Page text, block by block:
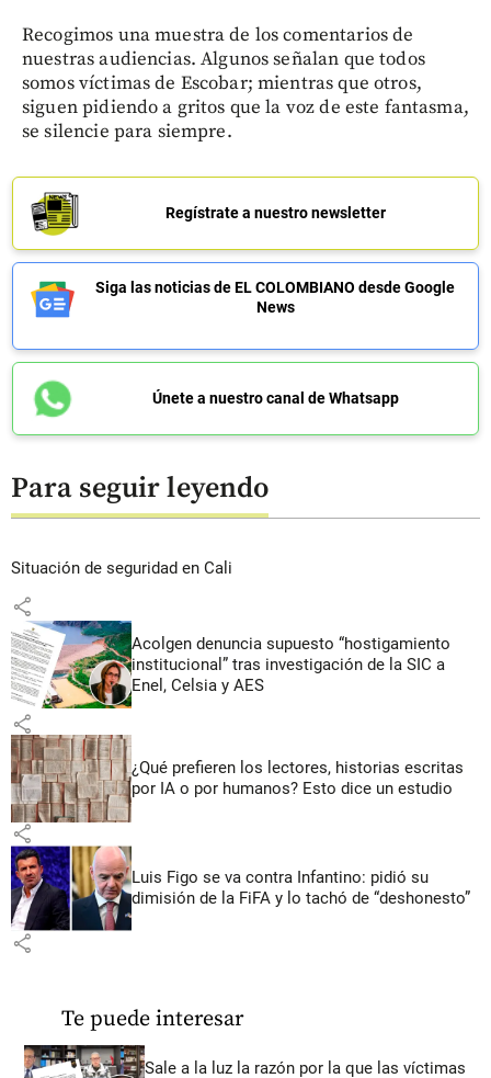
Recogimos una muestra de los comentarios de
nuestras audiencias. Algunos señalan que todos
somos víctimas de Escobar; mientras que otros,
siguen pidiendo a gritos que la voz de este fantasma,
se silencie para siempre.
Regístrate a nuestro newsletter
Siga las noticias de EL COLOMBIANO desde Google
News
Únete a nuestro canal de Whatsapp
Para seguir leyendo
Situación de seguridad en Cali
share
Acolgen denuncia supuesto “hostigamiento
institucional” tras investigación de la SIC a
Enel, Celsia y AES
share
¿Qué prefieren los lectores, historias escritas
por IA o por humanos? Esto dice un estudio
share
Luis Figo se va contra Infantino: pidió su
dimisión de la FiFA y lo tachó de “deshonesto”
share
Te puede interesar
Sale a la luz la razón por la que las víctimas